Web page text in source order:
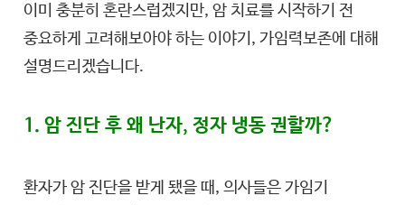
이미 충분히 혼란스럽겠지만, 암 치료를 시작하기 전
중요하게 고려해보아야 하는 이야기, 가임력보존에 대해
설명드리겠습니다.
1. 암 진단 후 왜 난자, 정자 냉동 권할까?
환자가 암 진단을 받게 됐을 때, 의사들은 가임기